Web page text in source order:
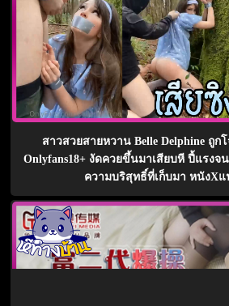
สาวสวยสายหวาน Belle Delphine ถูก
Onlyfans18+ งัดควยขึ้นมาเสียบหี ปี้แรงจ
ความบริสุทธิ์ที่เก็บมา หนังX